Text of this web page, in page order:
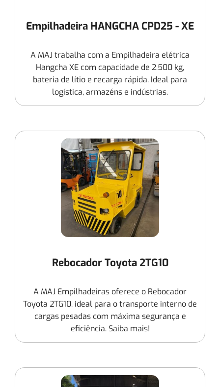
Empilhadeira HANGCHA CPD25 - XE
A MAJ trabalha com a Empilhadeira elétrica
Hangcha XE com capacidade de 2.500 kg,
bateria de lítio e recarga rápida. Ideal para
logística, armazéns e indústrias.
Rebocador Toyota 2TG10
A MAJ Empilhadeiras oferece o Rebocador
Toyota 2TG10, ideal para o transporte interno de
cargas pesadas com máxima segurança e
eficiência. Saiba mais!